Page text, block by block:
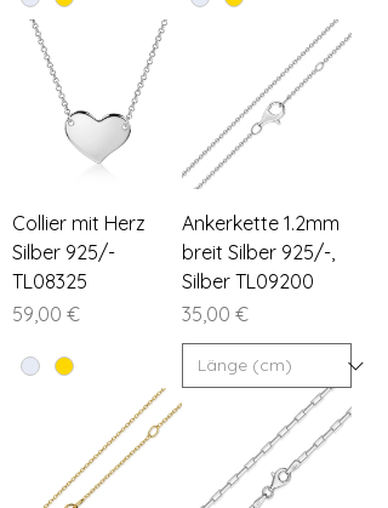
Collier mit Herz
Silber 925/-
TL08325
Preis
59,00 €
Ankerkette 1.2mm
breit Silber 925/-,
Silber TL09200
Preis
35,00 €